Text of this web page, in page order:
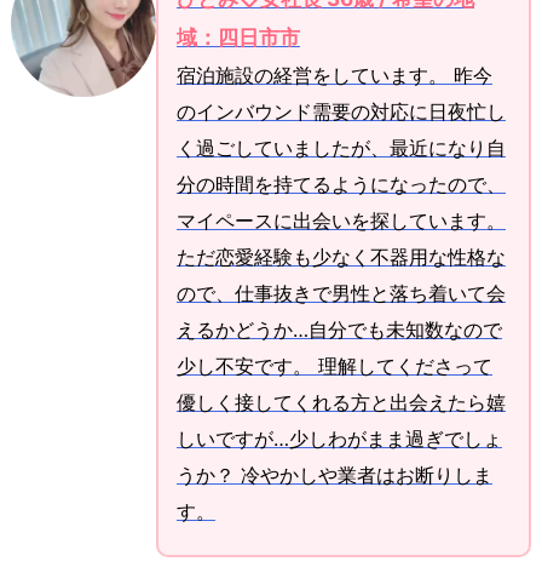
域：四日市市
宿泊施設の経営をしています。 昨今
のインバウンド需要の対応に日夜忙し
く過ごしていましたが、最近になり自
分の時間を持てるようになったので、
マイペースに出会いを探しています。
ただ恋愛経験も少なく不器用な性格な
ので、仕事抜きで男性と落ち着いて会
えるかどうか…自分でも未知数なので
少し不安です。 理解してくださって
優しく接してくれる方と出会えたら嬉
しいですが…少しわがまま過ぎでしょ
うか？ 冷やかしや業者はお断りしま
す。